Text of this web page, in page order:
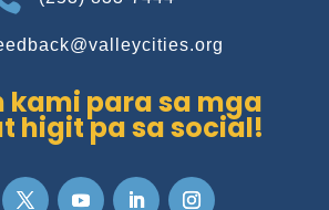
kami para sa mga
higit pa sa social!